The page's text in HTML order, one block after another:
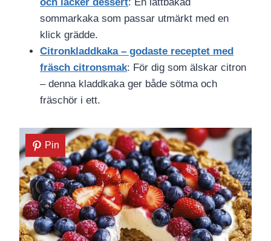
sommarkaka som passar utmärkt med en
klick grädde.
Citronkladdkaka – godaste receptet med
fräsch citronsmak: För dig som älskar citron
– denna kladdkaka ger både sötma och
fräschör i ett.
Pin